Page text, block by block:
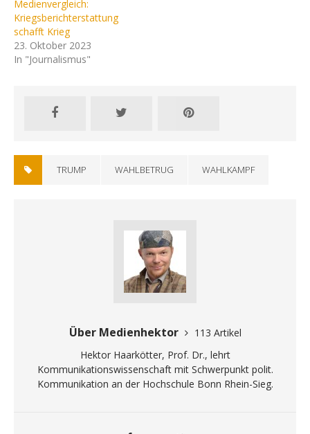
Medienvergleich:
Kriegsberichterstattung
schafft Krieg
23. Oktober 2023
In "Journalismus"
TRUMP WAHLBETRUG WAHLKAMPF
Über Medienhektor
113 Artikel
Hektor Haarkötter, Prof. Dr., lehrt
Kommunikationswissenschaft mit Schwerpunkt polit.
Kommunikation an der Hochschule Bonn Rhein-Sieg.